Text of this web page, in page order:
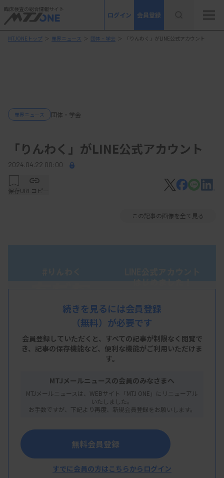
臨床検査の総合情報サイト
ログイン 会員登録
MTJONEトップ ＞ 業界ニュース ＞ 団体・学会 ＞ 「りんわく」がLINE公式アカウント
業界ニュース 団体・学会
「りんわく」がLINE公式アカウント
2024.04.22 00:00
保存URLコピー
この記事の画像を全て見る
テーマで活動している「臨床検査×わくわくプロジ
ェクト」（通称＝りんわく）はこのほど、LINEの公
式アカウントを開設した。
続きを見るには会員登録
（無料）が必要です
会員登録していただくと、すべての記事が制限なく閲覧で
き、 記事の保存機能など、便利な機能がご利用いただけま
す。
MTJメールニュースの会員のみなさまへ
MTJメールニュースは、WEBサイト「MTJ ONE」にリニューアル
いたしました。
お手数ですが、下記より再度、新規会員登録をお願いします。
無料会員登録
すでに会員の方はこちらからログイン